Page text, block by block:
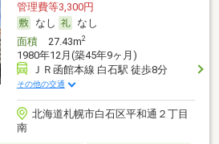
管理費等3,300円
なし
なし
面積27.43m2
1980年12月(築45年9ヶ月)
ＪＲ函館本線 白石駅 徒歩8分
その他の交通
北海道札幌市白石区平和通２丁目
南